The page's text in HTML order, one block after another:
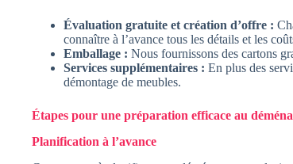
Évaluation gratuite et création d’offre :
connaître à l’avance tous les détails et les
Emballage : Nous fournissons des cartons
Services supplémentaires : En plus des
démontage de meubles.
Étapes pour une préparation efficace au
Planification à l’avance